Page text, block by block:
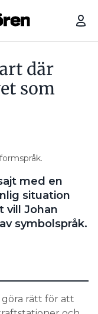
där
som
med en
situation
vill Johan
symbolspråk.
rätt för att